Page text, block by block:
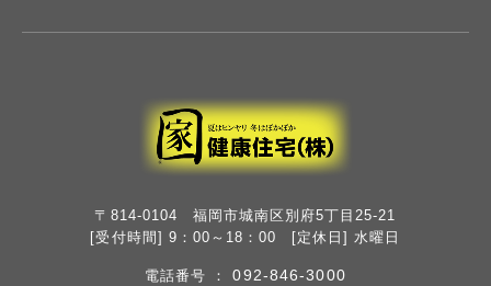
〒814-0104 福岡市城南区別府5丁目25-21
[受付時間] 9：00～18：00 [定休日] 水曜日
電話番号 ：092-846-3000